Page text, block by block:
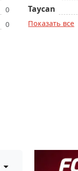
0
0
Taycan
Показать все